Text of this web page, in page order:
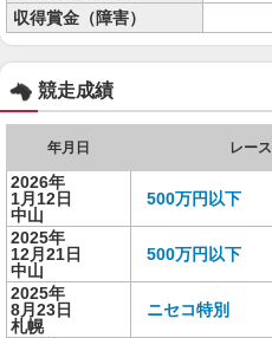
収得賞金（障害）
競走成績
年月日 レース
2026年
1月12日
中山
500万円以下
2025年
12月21日
中山
500万円以下
2025年
8月23日
札幌
ニセコ特別